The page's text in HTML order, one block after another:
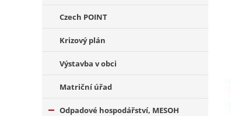
Czech POINT
Krizový plán
Výstavba v obci
Matriční úřad
Odpadové hospodářství, MESOH